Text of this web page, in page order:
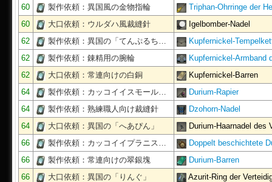
60
製作依頼：異国風の金物指輪
Triphan-Ohrringe der
60
大口依頼：ウルダハ風裁縫針
Igelbomber-Nadel
62
製作依頼：異国の「てんぷるち…
Kupfernickel-
62
製作依頼：錬精用の腕輪
Kupfernickel-Armband
62
大口依頼：常連向けの白銅
Kupfernickel-Barren
64
製作依頼：カッコイイスモール…
Durium-Rapier
64
製作依頼：熟練職人向け裁縫針
Dzohorn-Nadel
64
大口依頼：異国の「へあぴん」
Durium-Haarnadel
66
製作依頼：カッコイイプラニス…
Doppelt beschichtete
66
製作依頼：常連向けの翠銀塊
Durium-Barren
66
大口依頼：異国の「りんぐ」
Azurit-Ring der